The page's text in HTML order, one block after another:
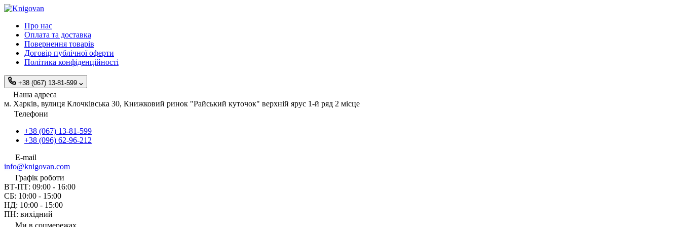
Про нас
Оплата та доставка
Повернення товарів
Договір публічної оферти
Політика конфіденційності
+38 (067) 13-81-599
Наша адреса
м. Харків, вулиця Клочківська 30, Книжковий ринок "Райський куточок" верхній ярус 1-й ряд 2 місце
Телефони
+38 (067) 13-81-599
+38 (096) 62-96-212
E-mail
info@knigovan.com
Графік роботи
ВТ-ПТ: 09:00 - 16:00
СБ: 10:00 - 15:00
НД: 10:00 - 15:00
ПН: вихідний
Ми в соцмережах